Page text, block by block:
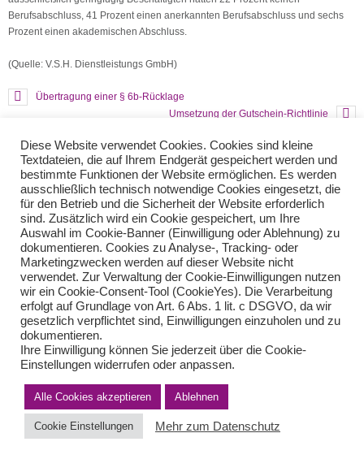
Berufsabschluss, 41 Prozent einen anerkannten Berufsabschluss und sechs
Prozent einen akademischen Abschluss.
(Quelle: V.S.H. Dienstleistungs GmbH)
Übertragung einer § 6b-Rücklage
Umsetzung der Gutschein-Richtlinie
Teilen Sie diese Nachricht mit Ihren Freunden oder Kollegen
Impressum Haftungsausschluss
Datenschutzerklärung nach DSGVO
© von Herder Management GmbH 2024 I * § 6 Nr.4 StBerG
Diese Website verwendet Cookies. Cookies sind kleine
Textdateien, die auf Ihrem Endgerät gespeichert werden und
bestimmte Funktionen der Website ermöglichen. Es werden
ausschließlich technisch notwendige Cookies eingesetzt, die
für den Betrieb und die Sicherheit der Website erforderlich
sind. Zusätzlich wird ein Cookie gespeichert, um Ihre
Auswahl im Cookie-Banner (Einwilligung oder Ablehnung) zu
dokumentieren. Cookies zu Analyse-, Tracking- oder
Marketingzwecken werden auf dieser Website nicht
verwendet. Zur Verwaltung der Cookie-Einwilligungen nutzen
wir ein Cookie-Consent-Tool (CookieYes). Die Verarbeitung
erfolgt auf Grundlage von Art. 6 Abs. 1 lit. c DSGVO, da wir
gesetzlich verpflichtet sind, Einwilligungen einzuholen und zu
dokumentieren.
Ihre Einwilligung können Sie jederzeit über die Cookie-
Einstellungen widerrufen oder anpassen.
Alle Cookies akzeptieren Ablehnen
Cookie Einstellungen Mehr zum Datenschutz